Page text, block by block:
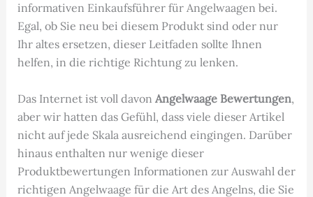
informativen Einkaufsführer für Angelwaagen bei.
Egal, ob Sie neu bei diesem Produkt sind oder nur
Ihr altes ersetzen, dieser Leitfaden sollte Ihnen
helfen, in die richtige Richtung zu lenken.
Das Internet ist voll davon Angelwaage Bewertungen,
aber wir hatten das Gefühl, dass viele dieser Artikel
nicht auf jede Skala ausreichend eingingen. Darüber
hinaus enthalten nur wenige dieser
Produktbewertungen Informationen zur Auswahl der
richtigen Angelwaage für die Art des Angelns, die Sie